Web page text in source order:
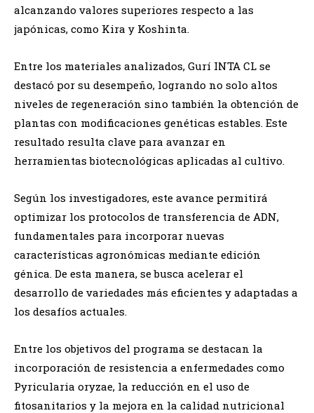
alcanzando valores superiores respecto a las
japónicas, como Kira y Koshinta.
Entre los materiales analizados, Gurí INTA CL se
destacó por su desempeño, logrando no solo altos
niveles de regeneración sino también la obtención de
plantas con modificaciones genéticas estables. Este
resultado resulta clave para avanzar en
herramientas biotecnológicas aplicadas al cultivo.
Según los investigadores, este avance permitirá
optimizar los protocolos de transferencia de ADN,
fundamentales para incorporar nuevas
características agronómicas mediante edición
génica. De esta manera, se busca acelerar el
desarrollo de variedades más eficientes y adaptadas a
los desafíos actuales.
Entre los objetivos del programa se destacan la
incorporación de resistencia a enfermedades como
Pyricularia oryzae, la reducción en el uso de
fitosanitarios y la mejora en la calidad nutricional